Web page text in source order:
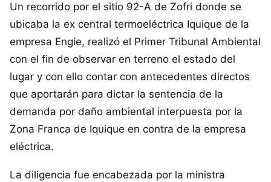
Un recorrido por el sitio 92-A de Zofri donde se
ubicaba la ex central termoeléctrica Iquique de la
empresa Engie, realizó el Primer Tribunal Ambiental
con el fin de observar en terreno el estado del
lugar y con ello contar con antecedentes directos
que aportarán para dictar la sentencia de la
demanda por daño ambiental interpuesta por la
Zona Franca de Iquique en contra de la empresa
eléctrica.
La diligencia fue encabezada por la ministra